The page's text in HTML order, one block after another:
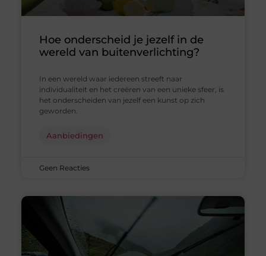
Hoe onderscheid je jezelf in de
wereld van buitenverlichting?
In een wereld waar iedereen streeft naar
individualiteit en het creëren van een unieke sfeer, is
het onderscheiden van jezelf een kunst op zich
geworden.
Aanbiedingen
Geen Reacties